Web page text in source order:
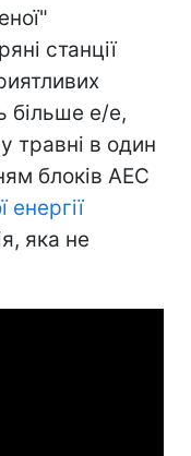
станції
більше е/е,
травні в один
блоків АЕС
енергії
яка не